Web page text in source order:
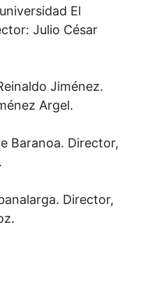
El
Julio César
Jiménez.
Argel.
Baranoa. Director,
Director,